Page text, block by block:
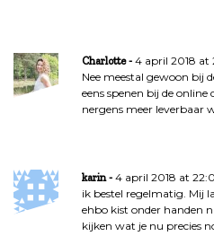
Charlotte
4 april 2018 at
Nee meestal gewoon bij
eens spenen bij de
nergens meer leverbaar
karin
4 april 2018 at
ik bestel regelmatig. Mij
ehbo kist onder handen
kijken wat je nu precies